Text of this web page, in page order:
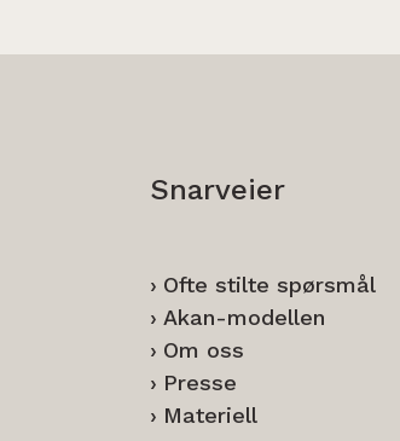
Snarveier
Ofte stilte spørsmål
Akan-modellen
Om oss
Presse
Materiell